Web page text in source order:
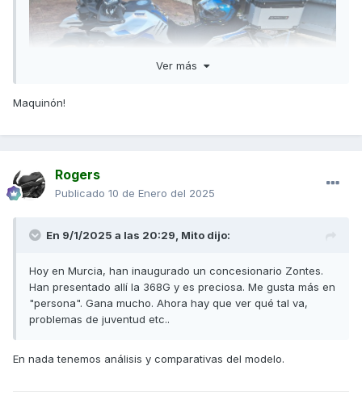
Ver más
Maquinón!
Rogers
Publicado 10 de Enero del 2025
En 9/1/2025 a las 20:29, Mito dijo:
Hoy en Murcia, han inaugurado un concesionario Zontes.
Han presentado allí la 368G y es preciosa. Me gusta más en
"persona". Gana mucho. Ahora hay que ver qué tal va,
problemas de juventud etc..
En nada tenemos análisis y comparativas del modelo.